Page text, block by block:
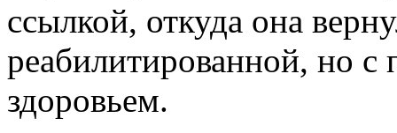
ссылкой, откуда она
реабилитированной, но с
здоровьем.